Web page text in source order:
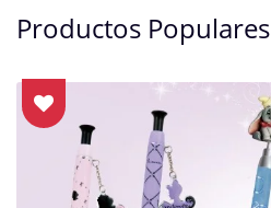
Productos Populares